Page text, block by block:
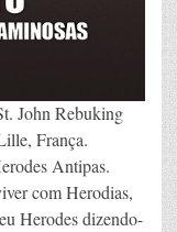
John Rebuking
França.
Antipas.
com Herodias,
Herodes dizendo-